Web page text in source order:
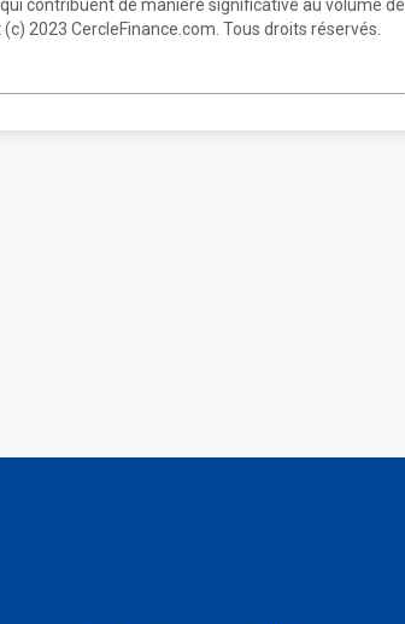
contribuent de manière significative au volume de
2023 CercleFinance.com. Tous droits réservés.